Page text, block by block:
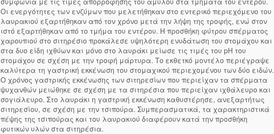
Οι ενεργότητες των ενζύμων που μελετήθηκαν στο εντερικό περιεχόμενο του
λαυρακιού εξαρτήθηκαν από τον χρόνο μετά την λήψη της τροφής, ενώ στον
ιστό εξαρτήθηκαν από το τμήμα του εντέρου. Η προσθήκη φύτρου σπέρματος
χαρουπιού στο σιτηρέσιο προκάλεσε υψηλότερη ενυδάτωση του στομάχου και
στα δυο είδη ιχθύων και μόνο στο λαυράκι μείωσε τις τιμές του pH του
στομάχου σε σχέση με την τροφή μάρτυρα. Το εκθετκό μοντέλο περιέγραψε
καλύτερα τη γαστρική εκκένωση του στομαχικού περιεχομένου των δύο ειδών.
Ο χρόνος γαστρικής εκκένωσης των σιτηρεσίων που περιείχαν τα σπέρματα
ψυχανθών μειώθηκε σε σχέση με τα σιτηρέσια που περιείχαν ιχθάλευρο και
σογιάλευρο. Στο λαυράκι η γαστρική εκκένωση καθυστέρησε, ανεξαρτήτως
σιτηρεσίου, σε σχέση με την τσιπούρα. Συμπερασματικά, τα χαρακτηριστικά
πέψης της τσιπούρας και του λαυρακιού διαφέρουν κατά την προσθήκη
φυτικών υλών στα σιτηρέσια.